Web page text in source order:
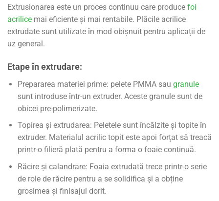
Extrusionarea este un proces continuu care produce foi
acrilice mai eficiente și mai rentabile. Plăcile acrilice
extrudate sunt utilizate în mod obișnuit pentru aplicații de
uz general.
Etape în extrudare:
Prepararea materiei prime: pelete PMMA sau granule
sunt introduse într-un extruder. Aceste granule sunt de
obicei pre-polimerizate.
Topirea și extrudarea: Peletele sunt încălzite și topite în
extruder. Materialul acrilic topit este apoi forțat să treacă
printr-o filieră plată pentru a forma o foaie continuă.
Răcire și calandrare: Foaia extrudată trece printr-o serie
de role de răcire pentru a se solidifica și a obține
grosimea și finisajul dorit.